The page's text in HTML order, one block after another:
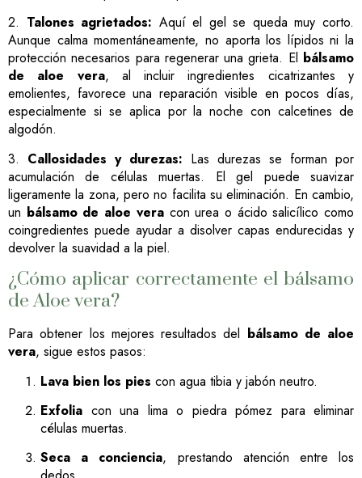
2. Talones agrietados: Aquí el gel se queda muy corto.
Aunque calma momentáneamente, no aporta los lípidos ni la
protección necesarios para regenerar una grieta. El bálsamo
de aloe vera, al incluir ingredientes cicatrizantes y
emolientes, favorece una reparación visible en pocos días,
especialmente si se aplica por la noche con calcetines de
algodón.
3. Callosidades y durezas: Las durezas se forman por
acumulación de células muertas. El gel puede suavizar
ligeramente la zona, pero no facilita su eliminación. En cambio,
un bálsamo de aloe veracon urea o ácido salicílico como
coingredientes puede ayudar a disolver capas endurecidas y
devolver la suavidad a la piel.
¿Cómo aplicar correctamente el bálsamo
de Aloe vera?
Para obtener los mejores resultados del bálsamo de aloe
vera, sigue estos pasos:
Lava bien los pies con agua tibia y jabón neutro.
Exfolia con una lima o piedra pómez para eliminar
células muertas.
Seca a conciencia, prestando atención entre los